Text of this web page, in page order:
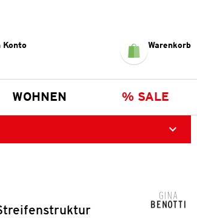
Konto Warenkorb
WOHNEN % SALE